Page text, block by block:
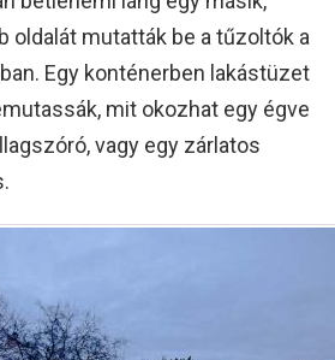
oldalát mutatták be a tűzoltók a
Egy konténerben lakástüzet
mit okozhat egy égve
vagy egy zárlatos